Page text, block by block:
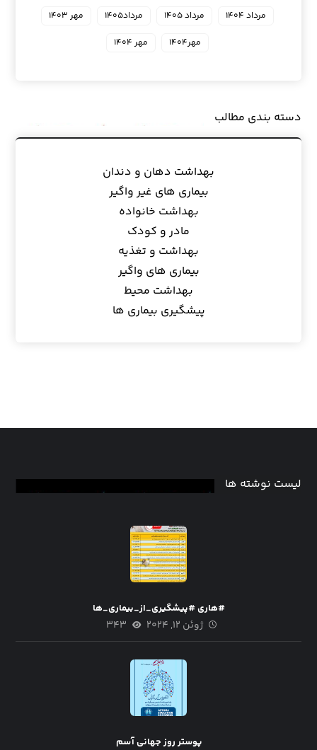
مرداد ۱۴۰۴ مرداد ۱۴۰۵ مرداد۱۴۰۵
مهر ۱۴۰۳
مهر۱۴۰۴
مهر ۱۴۰۴
دسته بندی مطالب
بهداشت دهان و دندان
بیماری های غیر واگیر
بهداشت خانواده
مادر و کودک
بهداشت و تغذیه
بیماری های واگیر
بهداشت محیط
پیشگیری بیماری ها
لیست نوشته ها
#هاری #پیشگیری_از_بیماری_ها
ژوئن ۱۲, ۲۰۲۴ ۳۴۳
پوستر روز جهانی آسم